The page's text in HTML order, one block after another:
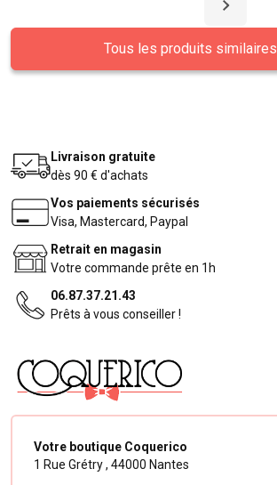
Tous les produits similaires
Livraison gratuite
dès 90 € d'achats
Vos paiements sécurisés
Visa, Mastercard, Paypal
Retrait en magasin
Votre commande prête en 1h
06.87.37.21.43
Prêts à vous conseiller !
Votre boutique Coquerico
1 Rue Grétry , 44000 Nantes